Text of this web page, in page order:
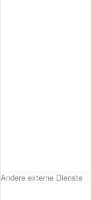
Andere externe Dienste